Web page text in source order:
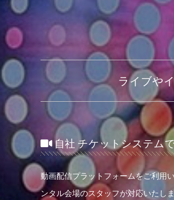
ライブや
自社 チケットシステム
動画配信プラットフォームをご利用
ンタル会場のスタッフが対応いたし